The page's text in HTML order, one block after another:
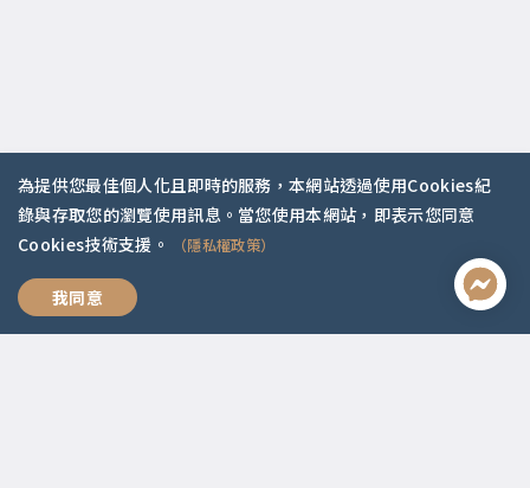
回家
聯絡資訊
啟點文化(統一編號:54296775)
為提供您最佳個人化且即時的服務，本網站透過使用Cookies紀
錄與存取您的瀏覽使用訊息。當您使用本網站，即表示您同意
Cookies技術支援。
（隱私權政策）
我同意